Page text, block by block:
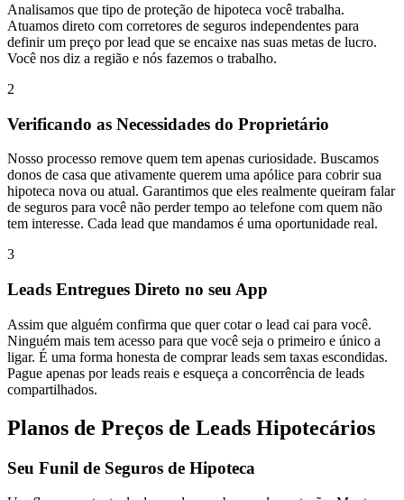
Analisamos que tipo de proteção de hipoteca você trabalha.
Atuamos direto com corretores de seguros independentes para
definir um preço por lead que se encaixe nas suas metas de lucro.
Você nos diz a região e nós fazemos o trabalho.
2
Verificando as Necessidades do Proprietário
Nosso processo remove quem tem apenas curiosidade. Buscamos
donos de casa que ativamente querem uma apólice para cobrir sua
hipoteca nova ou atual. Garantimos que eles realmente queiram falar
de seguros para você não perder tempo ao telefone com quem não
tem interesse. Cada lead que mandamos é uma oportunidade real.
3
Leads Entregues Direto no seu App
Assim que alguém confirma que quer cotar o lead cai para você.
Ninguém mais tem acesso para que você seja o primeiro e único a
ligar. É uma forma honesta de comprar leads sem taxas escondidas.
Pague apenas por leads reais e esqueça a concorrência de leads
compartilhados.
Planos de Preços de Leads Hipotecários
Seu Funil de Seguros de Hipoteca